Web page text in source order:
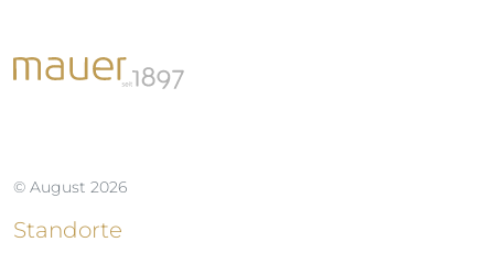
© August 2026
Standorte